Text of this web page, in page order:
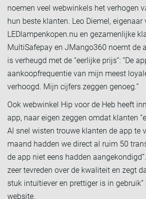
noemen veel webwinkels het verhogen
hun beste klanten. Leo Diemel, eigenaar
LEDlampenkopen.nu en gezamenlijke
MultiSafepay en JMango360 noemt de
is verheugd met de “eerlijke prijs”: “De
aankoopfrequentie van mijn meest
verhoogd. Mijn cijfers zeggen genoeg.”
Ook webwinkel Hip voor de Heb heeft
app, naar eigen zeggen omdat klanten
Al snel wisten trouwe klanten de app te
maand hadden we direct al ruim 50
de app niet eens hadden
zeer tevreden over de kwaliteit en zegt
stuk intuïtiever en prettiger is in
website.